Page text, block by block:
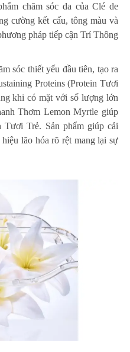
chăm sóc da của Clé de
cường kết cấu, tông màu và
pháp tiếp cận Trí Thông
sóc thiết yếu đầu tiên, tạo ra
Proteins (Protein Tươi
khi có mặt với số lượng lớn
Thơm Lemon Myrtle giúp
Trẻ. Sản phẩm giúp cải
lão hóa rõ rệt mang lại sự